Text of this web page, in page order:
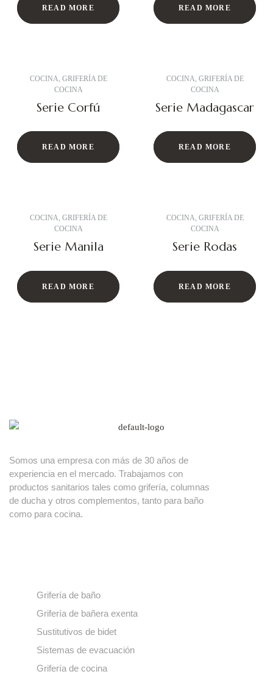
READ MORE READ MORE
COCINA GRIFERÍA DE
COCINA
Serie Corfú
READ MORE
COCINA GRIFERÍA DE
COCINA
Serie Madagascar
READ MORE
COCINA, GRIFERÍA DE
COCINA
Serie Manila
READ MORE
COCINA, GRIFERÍA DE
COCINA
Serie Rodas
READ MORE
Somos una empresa con más de 30 años de
experiencia en el mercado. Trabajamos con
productos sanitarios tales como grifería, columnas
de ducha y otros complementos, tanto para baño
como para cocina.
Grifería de baño
Grifería de bañera exenta
Sustitutivos de bidet
Sistemas de evacuación
Grifería de cocina